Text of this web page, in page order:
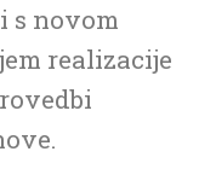
s novom
realizacije